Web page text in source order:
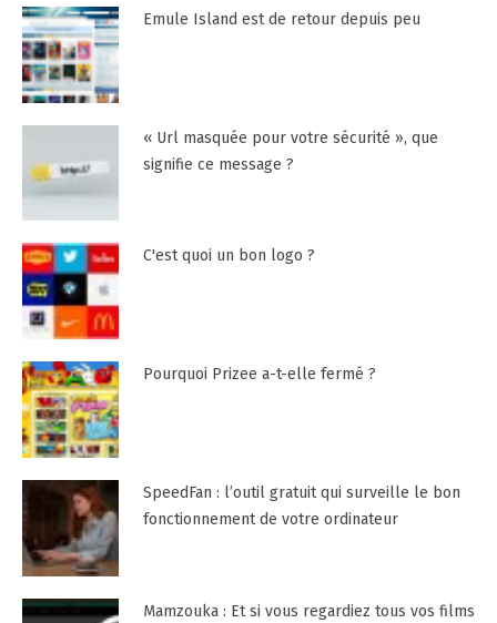
Emule Island est de retour depuis peu
« Url masquée pour votre sécurité », que
signifie ce message ?
C'est quoi un bon logo ?
Pourquoi Prizee a-t-elle fermé ?
SpeedFan : l’outil gratuit qui surveille le bon
fonctionnement de votre ordinateur
Mamzouka : Et si vous regardiez tous vos films